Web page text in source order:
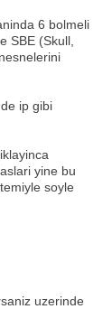
6 bolmeli
SBE (Skull,
ip gibi
yine bu
soyle
uzerinde